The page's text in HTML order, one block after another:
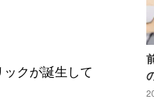
クが誕生して